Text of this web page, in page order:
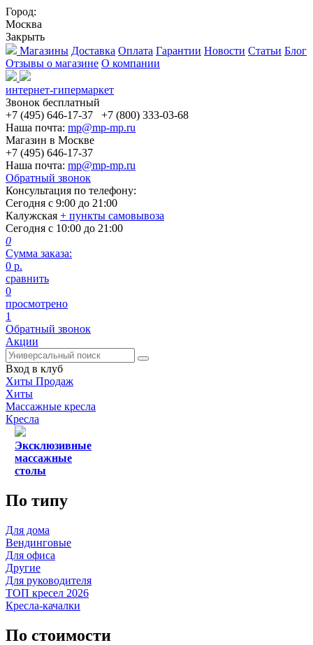
Город:
Москва
Закрыть
Магазины Доставка Оплата Гарантии Новости Статьи Блог
Отзывы о магазине О компании
интернет-гипермаркет
Звонок бесплатный
+7 (495) 646-17-37
+7 (800) 333-03-68
Наша почта: mp@mp-mp.ru
Магазин в Москве
+7 (495) 646-17-37
Наша почта: mp@mp-mp.ru
Обратный звонок
Консультация по телефону:
Сегодня с 9:00 до 21:00
Калужская + пункты самовывоза
Сегодня с 10:00 до 21:00
0
Сумма заказа:
0 р.
сравнить
0
просмотрено
1
Обратный звонок
Акции
Вход в клуб
Хиты Продаж
Хиты
Массажные кресла
Кресла
Эксклюзивные
массажные
столы
По типу
Для дома
Вендинговые
Для офиса
Другие
Для руководителя
ТОП кресел 2026
Кресла-качалки
По стоимости